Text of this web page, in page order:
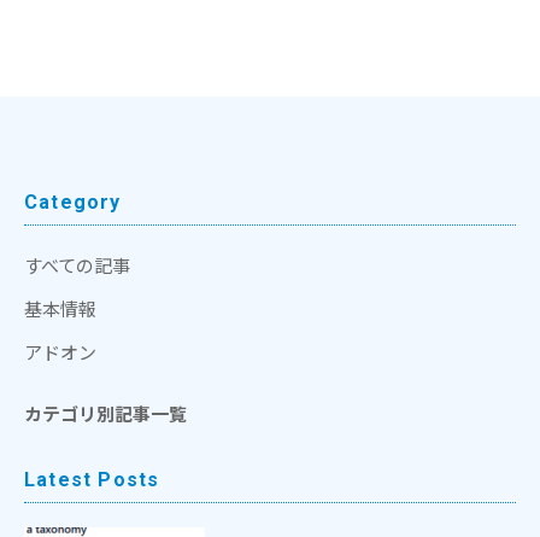
Category
すべての記事
基本情報
アドオン
カテゴリ別記事一覧
Latest Posts